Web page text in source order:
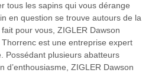
tous les sapins qui vous dérange
en question se trouve autours de la
pour vous, ZIGLER Dawson
est une entreprise expert
Possédant plusieurs abatteurs
d’enthousiasme, ZIGLER Dawson